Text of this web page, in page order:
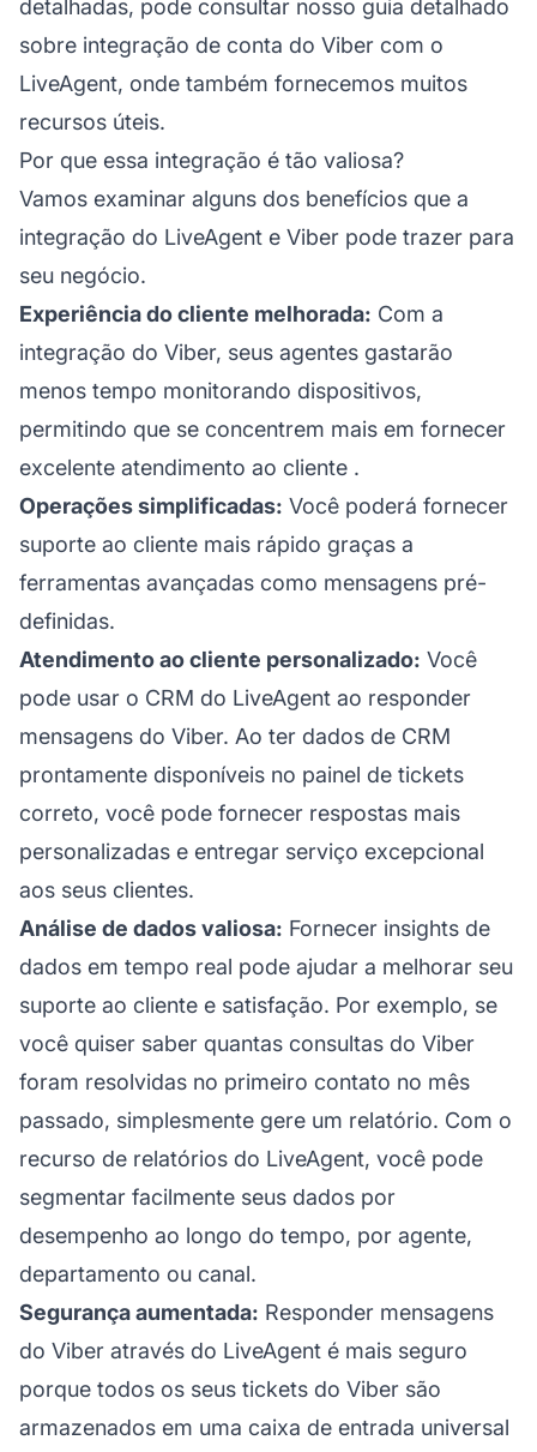
detalhadas, pode consultar nosso guia detalhado
sobre integração de conta do Viber com o
LiveAgent, onde também fornecemos muitos
recursos úteis.
Por que essa integração é tão valiosa?
Vamos examinar alguns dos benefícios que a
integração do LiveAgent e Viber pode trazer para
seu negócio.
Experiência do cliente melhorada: Com a
integração do Viber, seus agentes gastarão
menos tempo monitorando dispositivos,
permitindo que se concentrem mais em fornecer
excelente atendimento ao cliente .
Operações simplificadas: Você poderá fornecer
suporte ao cliente mais rápido graças a
ferramentas avançadas como mensagens pré-
definidas.
Atendimento ao cliente personalizado: Você
pode usar o CRM do LiveAgent ao responder
mensagens do Viber. Ao ter dados de CRM
prontamente disponíveis no painel de tickets
correto, você pode fornecer respostas mais
personalizadas e entregar serviço excepcional
aos seus clientes.
Análise de dados valiosa: Fornecer insights de
dados em tempo real pode ajudar a melhorar seu
suporte ao cliente e satisfação. Por exemplo, se
você quiser saber quantas consultas do Viber
foram resolvidas no primeiro contato no mês
passado, simplesmente gere um relatório. Com o
recurso de relatórios do LiveAgent, você pode
segmentar facilmente seus dados por
desempenho ao longo do tempo, por agente,
departamento ou canal.
Segurança aumentada: Responder mensagens
do Viber através do LiveAgent é mais seguro
porque todos os seus tickets do Viber são
armazenados em uma caixa de entrada universal